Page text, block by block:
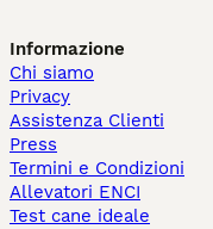
Informazione
Chi siamo
Privacy
Assistenza Clienti
Press
Termini e Condizioni
Allevatori ENCI
Test cane ideale